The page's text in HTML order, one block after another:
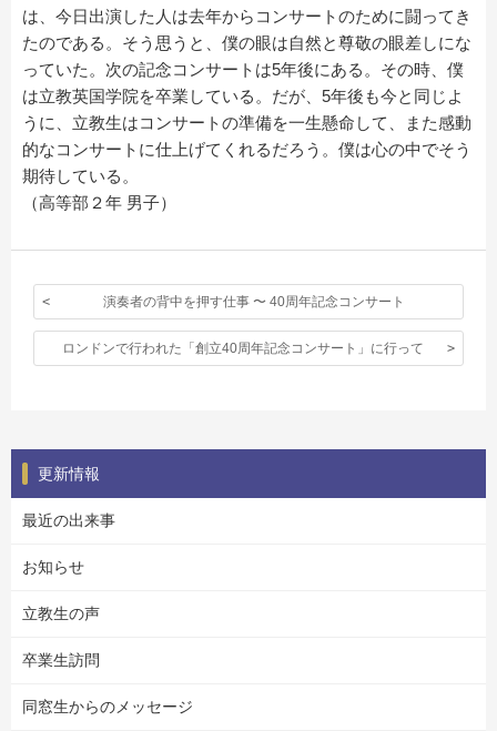
は、今日出演した人は去年からコンサートのために闘ってき
たのである。そう思うと、僕の眼は自然と尊敬の眼差しにな
っていた。次の記念コンサートは5年後にある。その時、僕
は立教英国学院を卒業している。だが、5年後も今と同じよ
うに、立教生はコンサートの準備を一生懸命して、また感動
的なコンサートに仕上げてくれるだろう。僕は心の中でそう
期待している。
（高等部２年 男子）
演奏者の背中を押す仕事 〜 40周年記念コンサート
ロンドンで行われた「創立40周年記念コンサート」に行って
更新情報
最近の出来事
お知らせ
立教生の声
卒業生訪問
同窓生からのメッセージ